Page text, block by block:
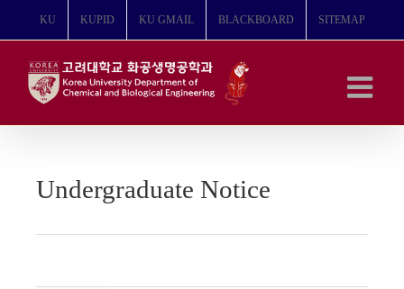
뛰
KU KUPID KU GMAIL BLACKBOARD SITEMAP
Undergraduate Notice